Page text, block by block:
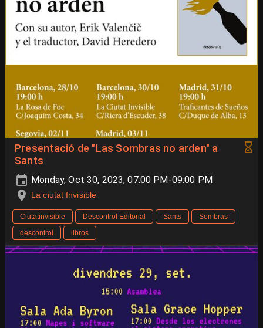
Presentació de "Las Sombras no arden" a
Sants
Monday, Oct 30, 2023, 07:00 PM-09:00 PM
La ciutat Invisible
Ciutatinvisible Descontrol Editorial Sants
Sombras
descontrol
libros